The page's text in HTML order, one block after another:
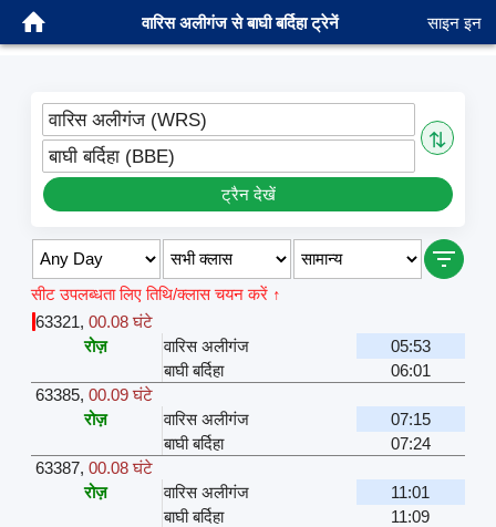
वारिस अलीगंज से बाघी बर्दिहा ट्रेनें साइन इन
वारिस अलीगंज (WRS)
⇅
बाघी बर्दिहा (BBE)
ट्रैन देखें
सीट उपलब्धता लिए तिथि/क्लास चयन करें ↑
63321, 00.08 घंटे
रोज़
वारिस अलीगंज
05:53
बाघी बर्दिहा
06:01
63385, 00.09 घंटे
रोज़
वारिस अलीगंज
07:15
बाघी बर्दिहा
07:24
63387, 00.08 घंटे
रोज़
वारिस अलीगंज
11:01
बाघी बर्दिहा
11:09